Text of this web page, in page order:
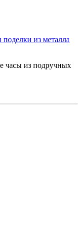
из металла
часы из подручных